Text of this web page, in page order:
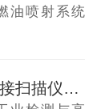
油喷射系统
灵科超声波焊接扫描仪导轨：重新定义精密制造...